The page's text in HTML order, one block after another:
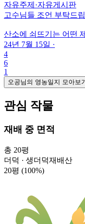
자유주제 ·자유게시판
고수님들 조언 부탁드
산소에 쇠뜨기는 어떤
24년 7월 15일 ·
4
6
1
오공님의 영농일지 모아보
관심 작물
재배 중 면적
총 20평
더덕 · 생더덕재배산
20평 (100%)